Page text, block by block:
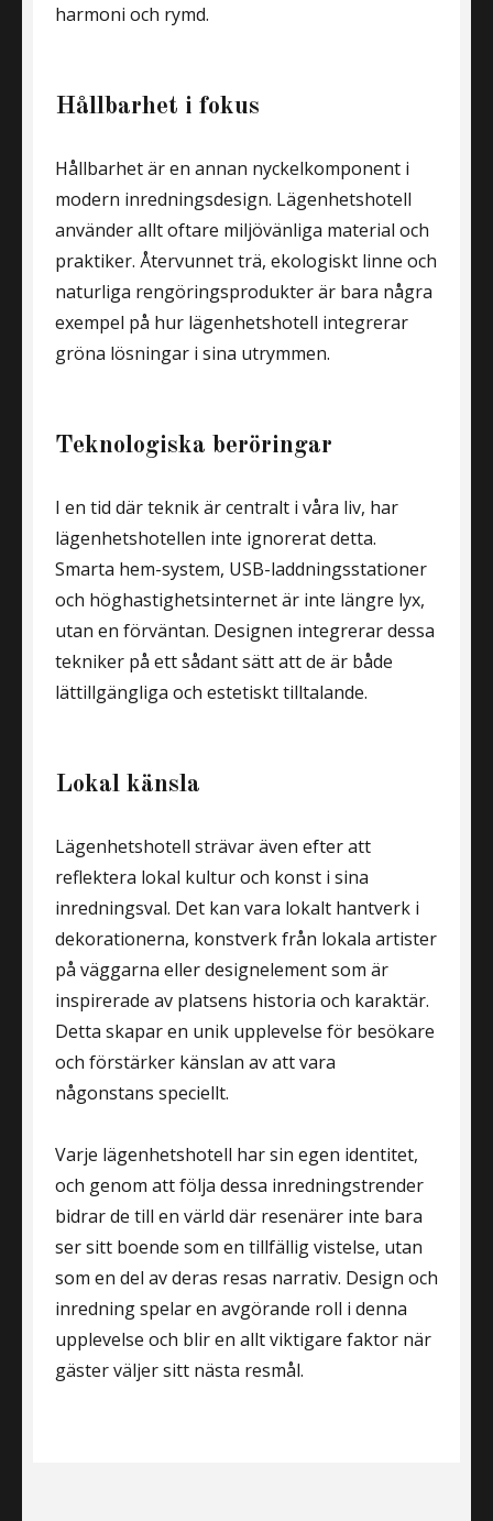
harmoni och rymd.
Hållbarhet i fokus
Hållbarhet är en annan nyckelkomponent i
modern inredningsdesign. Lägenhetshotell
använder allt oftare miljövänliga material och
praktiker. Återvunnet trä, ekologiskt linne och
naturliga rengöringsprodukter är bara några
exempel på hur lägenhetshotell integrerar
gröna lösningar i sina utrymmen.
Teknologiska beröringar
I en tid där teknik är centralt i våra liv, har
lägenhetshotellen inte ignorerat detta.
Smarta hem-system, USB-laddningsstationer
och höghastighetsinternet är inte längre lyx,
utan en förväntan. Designen integrerar dessa
tekniker på ett sådant sätt att de är både
lättillgängliga och estetiskt tilltalande.
Lokal känsla
Lägenhetshotell strävar även efter att
reflektera lokal kultur och konst i sina
inredningsval. Det kan vara lokalt hantverk i
dekorationerna, konstverk från lokala artister
på väggarna eller designelement som är
inspirerade av platsens historia och karaktär.
Detta skapar en unik upplevelse för besökare
och förstärker känslan av att vara
någonstans speciellt.
Varje lägenhetshotell har sin egen identitet,
och genom att följa dessa inredningstrender
bidrar de till en värld där resenärer inte bara
ser sitt boende som en tillfällig vistelse, utan
som en del av deras resas narrativ. Design och
inredning spelar en avgörande roll i denna
upplevelse och blir en allt viktigare faktor när
gäster väljer sitt nästa resmål.